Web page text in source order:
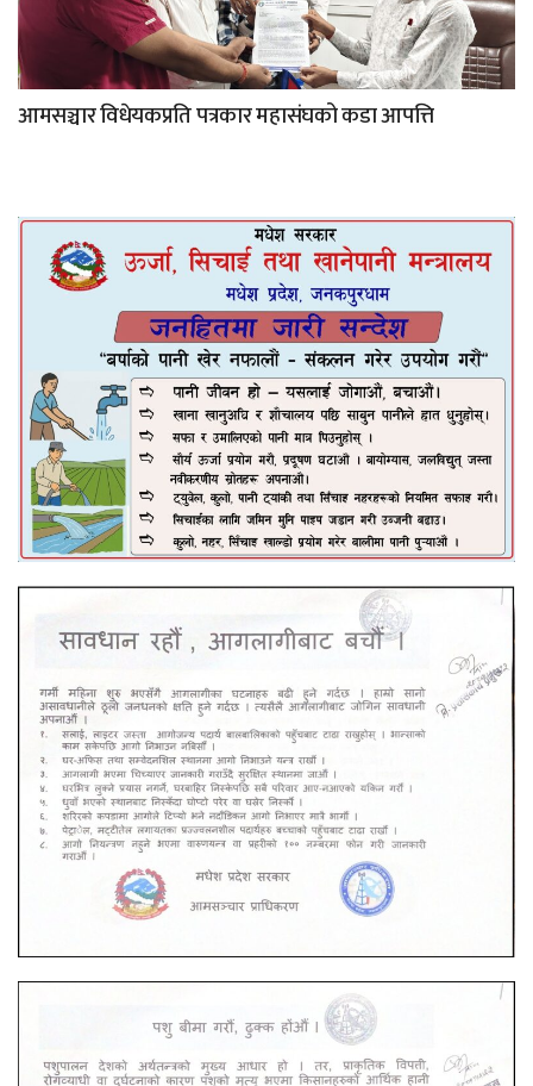
आमसञ्चार विधेयकप्रति पत्रकार महासंघको कडा आपत्ति